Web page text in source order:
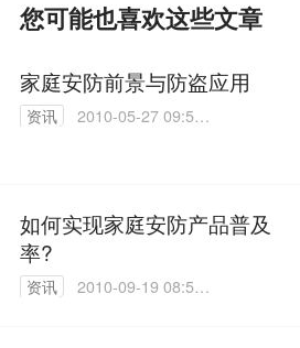
您可能也喜欢这些文章
家庭安防前景与防盗应用
资讯
2010-05-27 09:52:
如何实现家庭安防产品普及
率?
资讯
2010-09-19 08:55: